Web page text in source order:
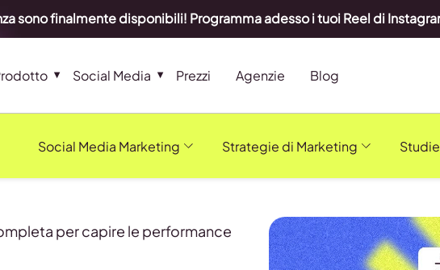
sono finalmente disponibili! Programma adesso i tuoi Reel di
Social Media Prezzi Agenzie Blog
Social Media Marketing Strategie di Marketing
per capire le performance